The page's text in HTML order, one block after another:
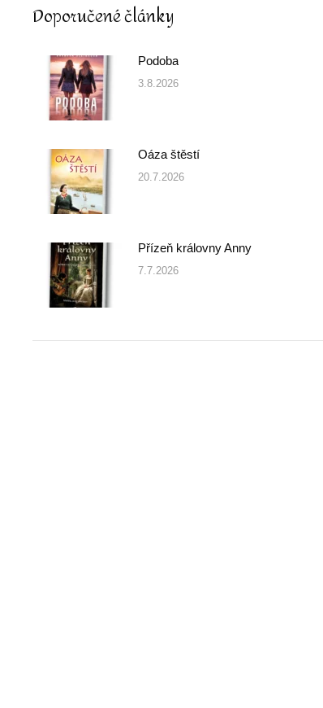
Doporučené články
Podoba
3.8.2026
Oáza štěstí
20.7.2026
Přízeň královny Anny
7.7.2026